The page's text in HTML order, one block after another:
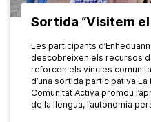
Sortida “Visitem el
Les participants
descobreixen els recursos
reforcen els vincles
d’una sortida participativa La
Comunitat Activa promou
de la llengua, l’autonomia